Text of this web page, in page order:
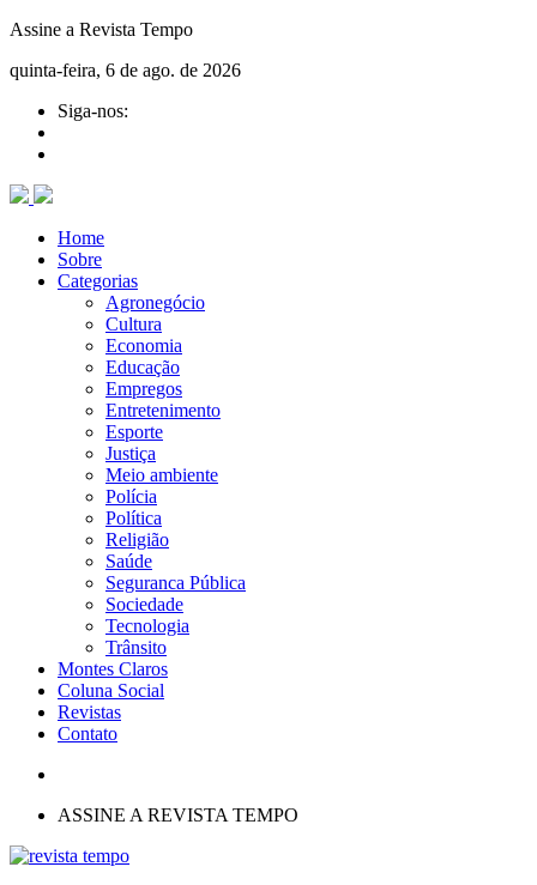
Assine a Revista Tempo
quinta-feira, 6 de ago. de 2026
Siga-nos:
Home
Sobre
Categorias
Agronegócio
Cultura
Economia
Educação
Empregos
Entretenimento
Esporte
Justiça
Meio ambiente
Polícia
Política
Religião
Saúde
Seguranca Pública
Sociedade
Tecnologia
Trânsito
Montes Claros
Coluna Social
Revistas
Contato
ASSINE A REVISTA TEMPO